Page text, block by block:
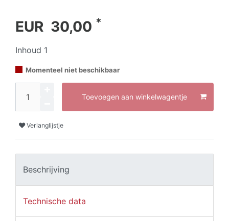
EUR 30,00 *
Inhoud 1
Momenteel niet beschikbaar
Toevoegen aan winkelwagentje
Verlanglijstje
Beschrijving
Technische data